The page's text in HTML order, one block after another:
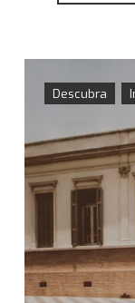
Descubra